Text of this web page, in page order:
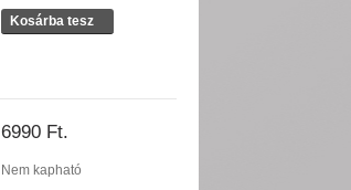
Kosárba tesz
6990 Ft.
Nem kapható